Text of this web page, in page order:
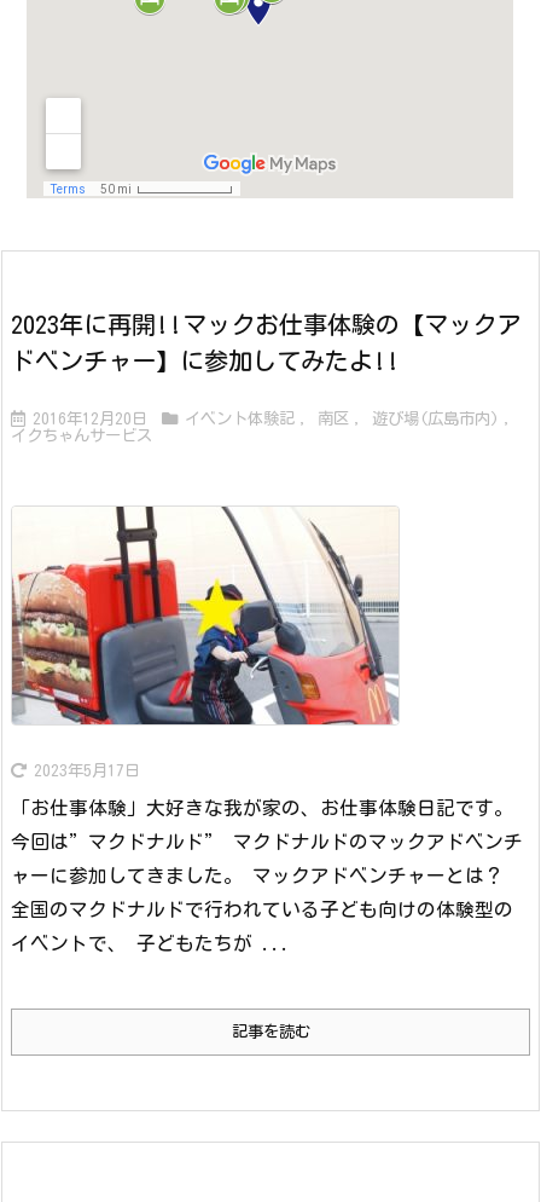
2023年に再開!!マックお仕事体験の【マックア
ドベンチャー】に参加してみたよ!!
2016年12月20日 イベント体験記 , 南区 , 遊び場(広島市内) ,
イクちゃんサービス
2023年5月17日
「お仕事体験」大好きな我が家の、お仕事体験日記です。
今回は”マクドナルド” マクドナルドのマックアドベンチ
ャーに参加してきました。 マックアドベンチャーとは？
全国のマクドナルドで行われている子ども向けの体験型の
イベントで、 子どもたちが ...
記事を読む